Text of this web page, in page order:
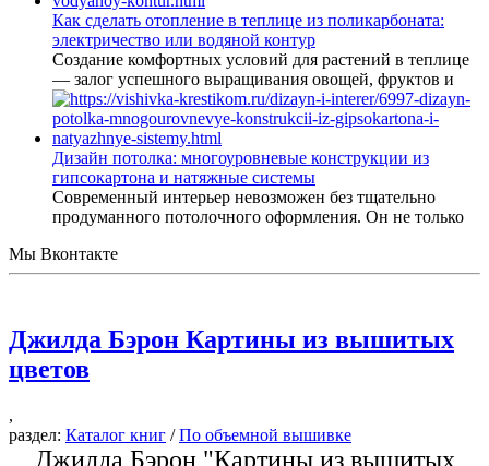
Как сделать отопление в теплице из поликарбоната:
электричество или водяной контур
Создание комфортных условий для растений в теплице
— залог успешного выращивания овощей, фруктов и
Дизайн потолка: многоуровневые конструкции из
гипсокартона и натяжные системы
Современный интерьер невозможен без тщательно
продуманного потолочного оформления. Он не только
Мы Вконтакте
Джилда Бэрон Картины из вышитых
цветов
,
раздел: Каталог книг /По объемной вышивке
Джилда Бэрон "Картины из вышитых